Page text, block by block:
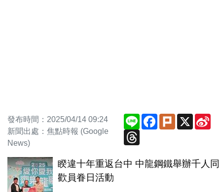
發布時間：2025/04/14 09:24
新聞出處：焦點時報 (Google
News)
Line Facebook
Plurk X
睽違十年重返台中 中龍鋼鐵舉辦千人同
歡員眷日活動